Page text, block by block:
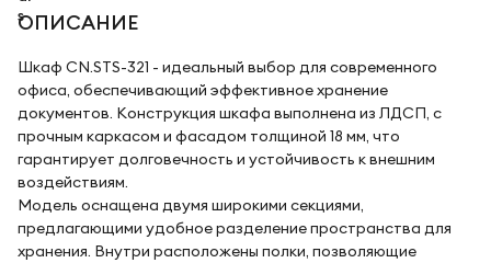
ОПИСАНИЕ
Шкаф CN.STS-321 - идеальный выбор для современного
офиса, обеспечивающий эффективное хранение
документов. Конструкция шкафа выполнена из ЛДСП, с
прочным каркасом и фасадом толщиной 18 мм, что
гарантирует долговечность и устойчивость к внешним
воздействиям.
Модель оснащена двумя широкими секциями,
предлагающими удобное разделение пространства для
хранения. Внутри расположены полки, позволяющие